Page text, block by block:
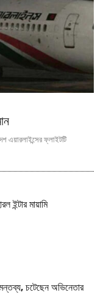
এয়ারলাইন্সের ফ্লাইটটি
ইন্টার মায়ামি
চটেছেন অভিনেতার